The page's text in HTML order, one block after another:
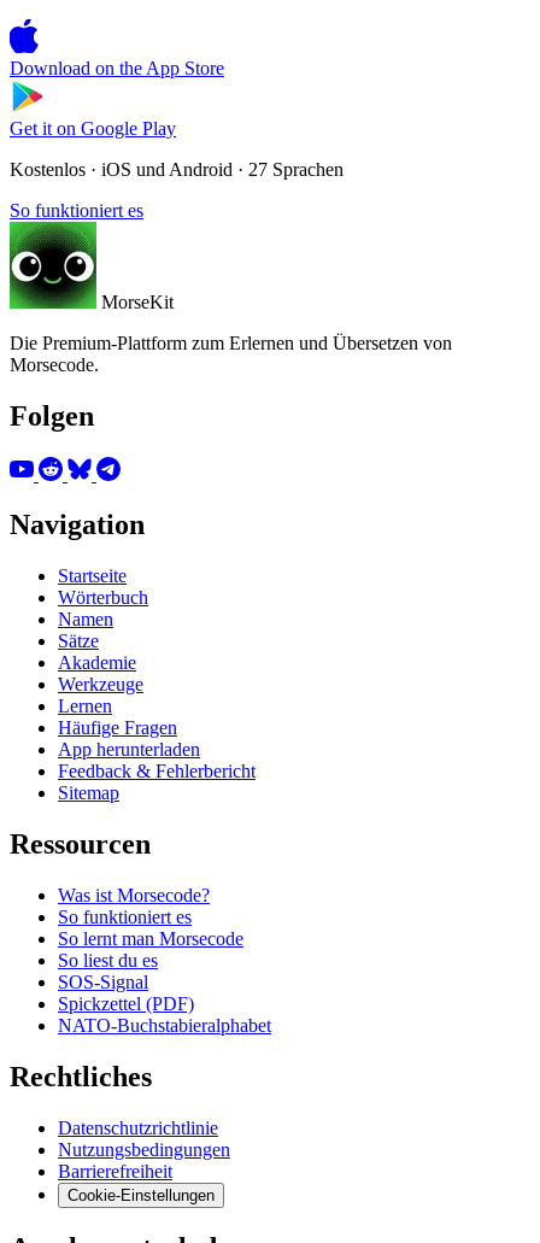
Download on the App Store
Get it on Google Play
Kostenlos · iOS und Android · 27 Sprachen
So funktioniert es
MorseKit
Die Premium-Plattform zum Erlernen und Übersetzen von
Morsecode.
Folgen
Navigation
Startseite
Wörterbuch
Namen
Sätze
Akademie
Werkzeuge
Lernen
Häufige Fragen
App herunterladen
Feedback & Fehlerbericht
Sitemap
Ressourcen
Was ist Morsecode?
So funktioniert es
So lernt man Morsecode
So liest du es
SOS-Signal
Spickzettel (PDF)
NATO-Buchstabieralphabet
Rechtliches
Datenschutzrichtlinie
Nutzungsbedingungen
Barrierefreiheit
Cookie-Einstellungen